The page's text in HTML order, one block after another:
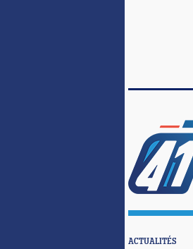
ACTUALITÉS